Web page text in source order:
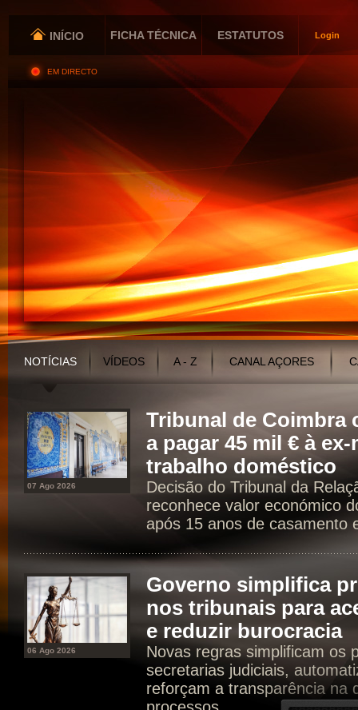
INÍCIO FICHA TÉCNICA ESTATUTOS Login
EM DIRECTO
NOTÍCIAS VÍDEOS A - Z CANAL AÇORES
07 Ago 2026
Tribunal de Coimbra
a pagar 45 mil € à
trabalho doméstico
Decisão do Tribunal da
reconhece valor económico
após 15 anos de casamento
06 Ago 2026
Governo simplifica
nos tribunais para
e reduzir burocracia
Novas regras simplificam os
secretarias judiciais,
reforçam a transparência na